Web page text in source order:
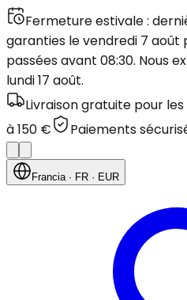
Fermeture estivale :
garanties le vendredi 7 août
passées avant 08:30. Nous
lundi 17 août.
Livraison gratuite pour
à 150 €
Paiements
Francia· FR · EUR